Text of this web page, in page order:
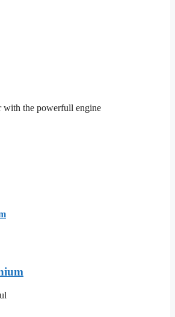
with the powerfull engine